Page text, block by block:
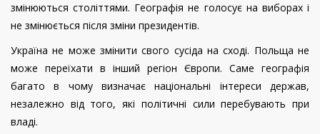
змінюються століттями. Географія не голосує на виборах і
не змінюється після зміни президентів.
Україна не може змінити свого сусіда на сході. Польща не
може переїхати в інший регіон Європи. Саме географія
багато в чому визначає національні інтереси держав,
незалежно від того, які політичні сили перебувають при
владі.